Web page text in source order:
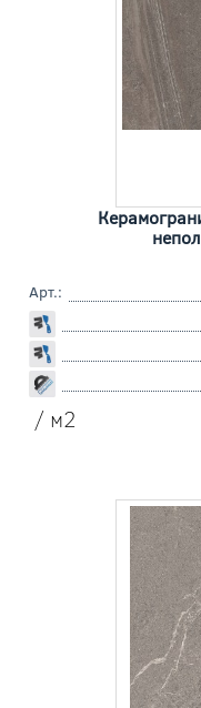
Арт.:
/ м2